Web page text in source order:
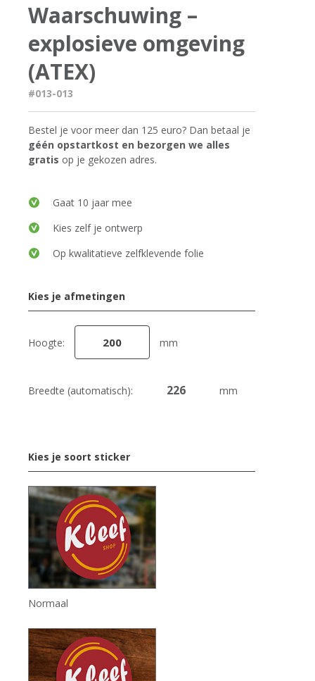
Waarschuwing –
explosieve omgeving
(ATEX)
#013-013
Bestel je voor meer dan 125 euro? Dan betaal je
géén opstartkost en bezorgen we alles
gratis op je gekozen adres.
Gaat 10 jaar mee
Kies zelf je ontwerp
Op kwalitatieve zelfklevende folie
Kies je afmetingen
Hoogte: mm
Breedte (automatisch): mm
Kies je soort sticker
Normaal